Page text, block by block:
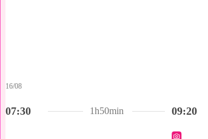
07:30
16/08
09:20
1h50min